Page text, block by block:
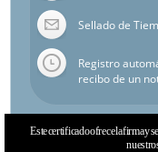
Sellado de
Registro
recibo de un
Este certificado ofrece la firma y